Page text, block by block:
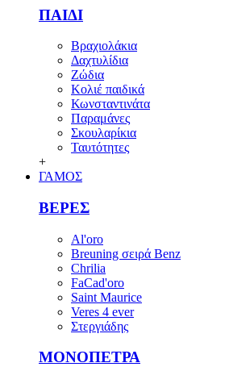
ΠΑΙΔΙ
Βραχιολάκια
Δαχτυλίδια
Ζώδια
Κολιέ παιδικά
Κωνσταντινάτα
Παραμάνες
Σκουλαρίκια
Ταυτότητες
+
ΓΑΜΟΣ
ΒΕΡΕΣ
Al'oro
Breuning σειρά Benz
Chrilia
FaCad'oro
Saint Maurice
Veres 4 ever
Στεργιάδης
ΜΟΝΟΠΕΤΡΑ